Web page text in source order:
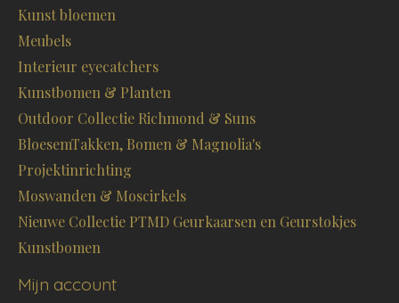
Kunst bloemen
Meubels
Interieur eyecatchers
Kunstbomen & Planten
Outdoor Collectie Richmond & Suns
BloesemTakken, Bomen & Magnolia's
Projektinrichting
Moswanden & Moscirkels
Nieuwe Collectie PTMD Geurkaarsen en Geurstokjes
Kunstbomen
Mijn account